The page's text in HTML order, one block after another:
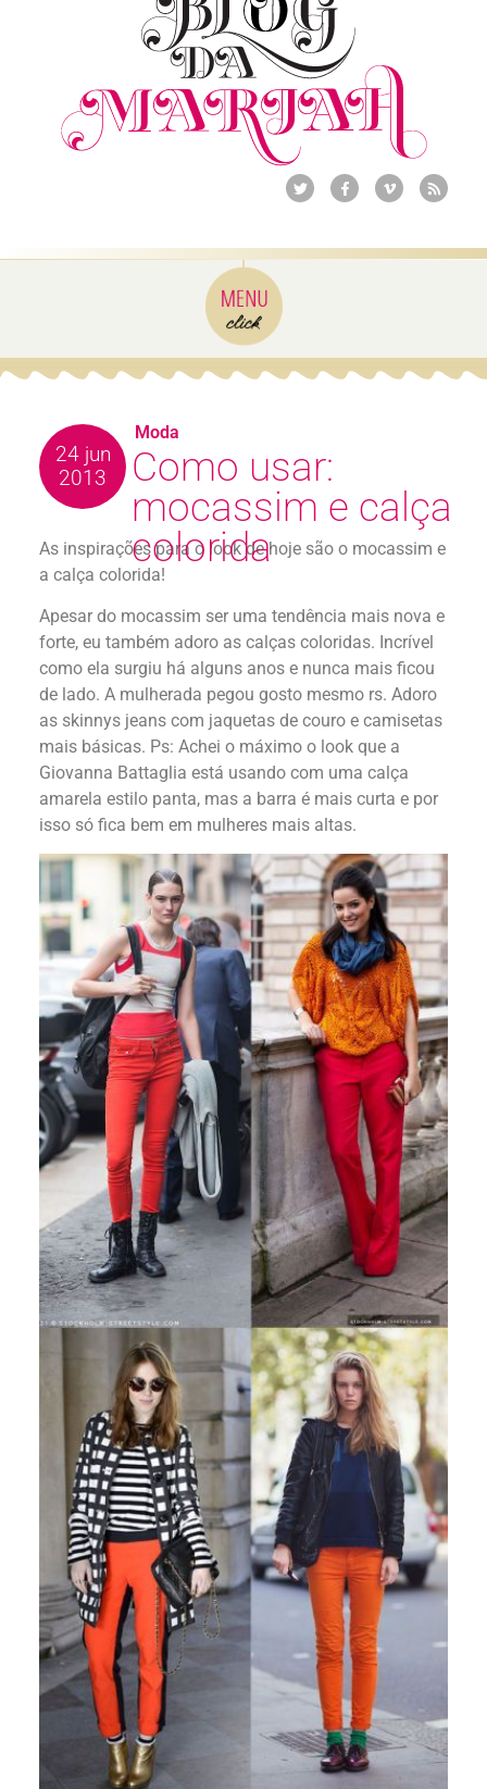
24 jun
2013
Como usar:
mocassim e calça
colorida
As inspirações para o look de hoje são o mocassim e
a calça colorida!
Apesar do mocassim ser uma tendência mais nova e
forte, eu também adoro as calças coloridas. Incrível
como ela surgiu há alguns anos e nunca mais ficou
de lado. A mulherada pegou gosto mesmo rs. Adoro
as skinnys jeans com jaquetas de couro e camisetas
mais básicas. Ps: Achei o máximo o look que a
Giovanna Battaglia está usando com uma calça
amarela estilo panta, mas a barra é mais curta e por
isso só fica bem em mulheres mais altas.
Moda